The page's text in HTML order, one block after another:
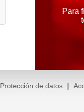
Para
Protección de datos |